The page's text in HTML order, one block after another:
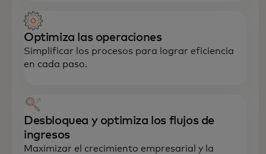
Optimiza las operaciones
Simplificar los procesos para lograr eficiencia
en cada paso.
Desbloquea y optimiza los flujos de
ingresos
Maximizar el crecimiento empresarial y la